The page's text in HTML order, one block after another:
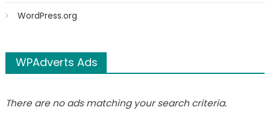
WordPress.org
WPAdverts Ads
There are no ads matching your search criteria.